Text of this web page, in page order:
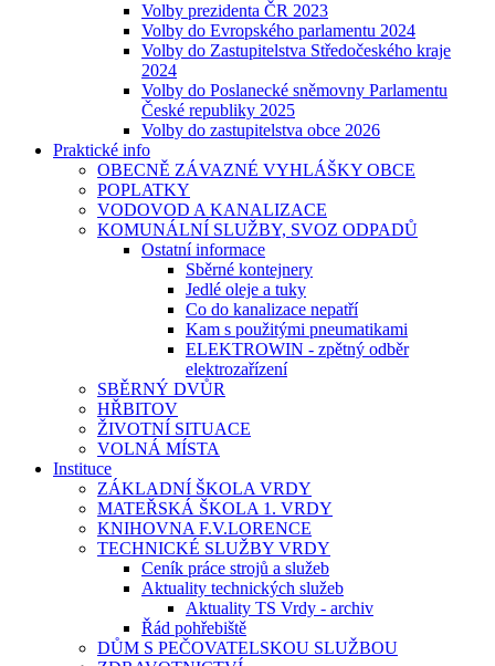
Volby prezidenta ČR 2023
Volby do Evropského parlamentu 2024
Volby do Zastupitelstva Středočeského kraje
2024
Volby do Poslanecké sněmovny Parlamentu
České republiky 2025
Volby do zastupitelstva obce 2026
Praktické info
OBECNĚ ZÁVAZNÉ VYHLÁŠKY OBCE
POPLATKY
VODOVOD A KANALIZACE
KOMUNÁLNÍ SLUŽBY, SVOZ ODPADŮ
Ostatní informace
Sběrné kontejnery
Jedlé oleje a tuky
Co do kanalizace nepatří
Kam s použitými pneumatikami
ELEKTROWIN - zpětný odběr
elektrozařízení
SBĚRNÝ DVŮR
HŘBITOV
ŽIVOTNÍ SITUACE
VOLNÁ MÍSTA
Instituce
ZÁKLADNÍ ŠKOLA VRDY
MATEŘSKÁ ŠKOLA 1. VRDY
KNIHOVNA F.V.LORENCE
TECHNICKÉ SLUŽBY VRDY
Ceník práce strojů a služeb
Aktuality technických služeb
Aktuality TS Vrdy - archiv
Řád pohřebiště
DŮM S PEČOVATELSKOU SLUŽBOU